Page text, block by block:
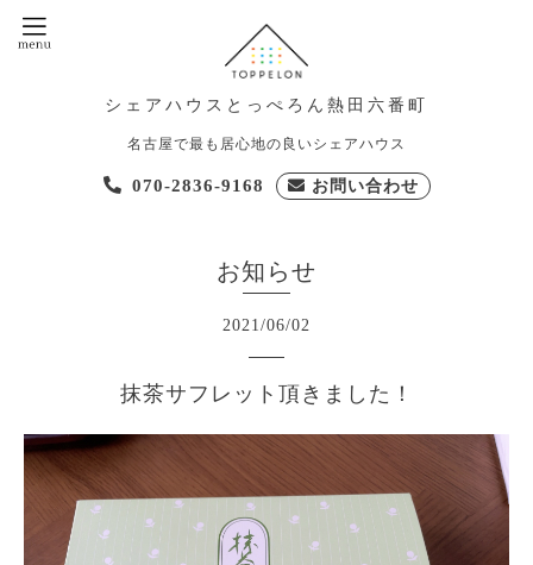
シェアハウスとっぺろん熱田六番町
名古屋で最も居心地の良いシェアハウス
070-2836-9168 お問い合わせ
お知らせ
2021/06/02
抹茶サフレット頂きました！